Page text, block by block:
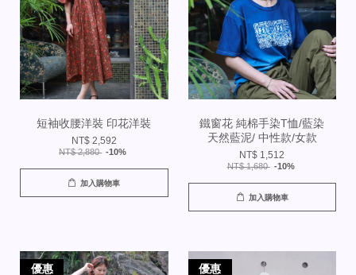
短袖收腰洋裝 印花洋裝
NT$ 2,592
NT$ 2,880 -10%
加入購物車
鐵窗花 純棉手染T恤/藍染
天然藍泥/ 中性款/女款
NT$ 1,512
NT$ 1,680 -10%
加入購物車
優惠 優惠